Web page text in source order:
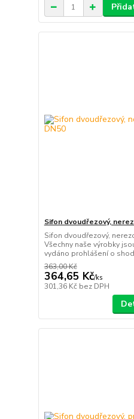
Sifon dvoudřezový,
Sifon dvoudřezový,
Všechny naše výrobky
vydáno prohlášení o
363,00 Kč
364,65 Kč/ks
301,36 Kč bez DPH